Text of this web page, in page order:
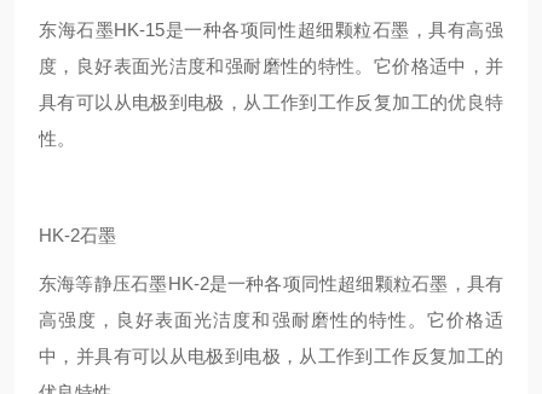
东海石墨HK-15是一种各项同性超细颗粒石墨，具有高强
度，良好表面光洁度和强耐磨性的特性。它价格适中，并
具有可以从电极到电极，从工作到工作反复加工的优良特
性。
HK-2石墨
东海等静压石墨HK-2是一种各项同性超细颗粒石墨，具有
高强度，良好表面光洁度和强耐磨性的特性。它价格适
中，并具有可以从电极到电极，从工作到工作反复加工的